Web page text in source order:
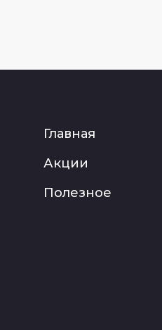
Главная
Акции
Полезное